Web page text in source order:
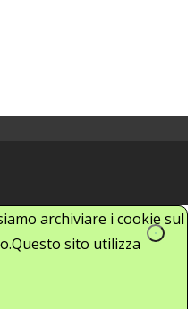
archiviare i cookie sul
sito utilizza